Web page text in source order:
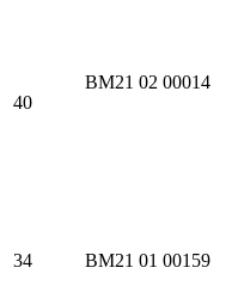
40
BM21 02 00014
34 BM21 01 00159